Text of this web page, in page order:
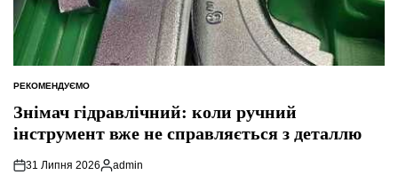
ОПУБЛІКУВАТИ
РЕКОМЕНДУЄМО
Знімач гідравлічний: коли ручний
інструмент вже не справляється з деталлю
31 Липня 2026
Опубліковано
admin